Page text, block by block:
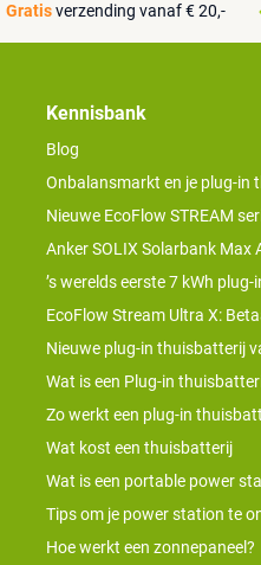
Gratisverzending vanaf € 20,-
Kennisbank
Blog
Onbalansmarkt en je plug-in
Nieuwe EcoFlow STREAM
Anker SOLIX Solarbank Max
’s werelds eerste 7 kWh
EcoFlow Stream Ultra X:
Nieuwe plug-in thuisbatterij
Wat is een Plug-in
Zo werkt een plug-in
Wat kost een thuisbatterij
Wat is een portable power
Tips om je power station te
Hoe werkt een zonnepaneel?